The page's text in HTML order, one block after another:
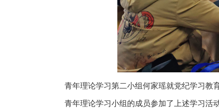
青年理论学习第二小组何家瑶就党纪学习教
青年理论学习小组的成员参加了上述学习活